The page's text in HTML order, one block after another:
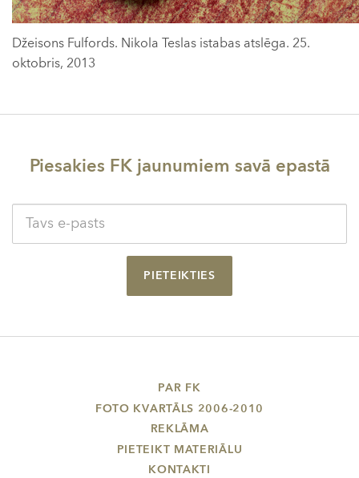
Džeisons Fulfords. Nikola Teslas istabas atslēga. 25.
oktobris, 2013
Piesakies FK jaunumiem savā epastā
PIETEIKTIES
PAR FK
FOTO KVARTĀLS 2006-2010
REKLĀMA
PIETEIKT MATERIĀLU
KONTAKTI